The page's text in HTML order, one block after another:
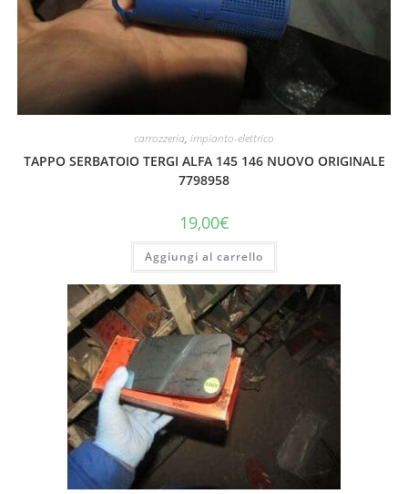
carrozzeria, impianto-elettrico
TAPPO SERBATOIO TERGI ALFA 145 146 NUOVO ORIGINALE
7798958
19,00€
Aggiungi al carrello